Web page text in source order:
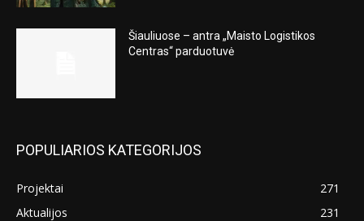
Šiauliuose – antra „Maisto Logistikos
Centras“ parduotuvė
POPULIARIOS KATEGORIJOS
Projektai
271
Aktualijos
231